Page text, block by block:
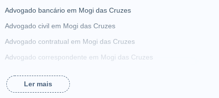
Advogado bancário em Mogi das Cruzes
Advogado civil em Mogi das Cruzes
Advogado contratual em Mogi das Cruzes
Advogado correspondente em Mogi das Cruzes
Advogado da família em Mogi das Cruzes
Ler mais